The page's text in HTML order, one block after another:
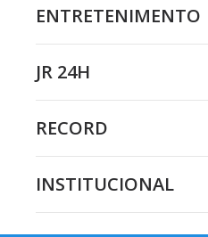
ENTRETENIMENTO
JR 24H
RECORD
INSTITUCIONAL